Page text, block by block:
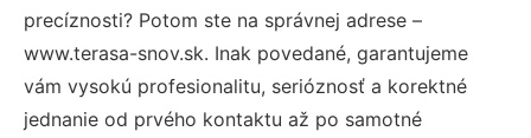
precíznosti? Potom ste na správnej adrese –
www.terasa-snov.sk. Inak povedané, garantujeme
vám vysokú profesionalitu, serióznosť a korektné
jednanie od prvého kontaktu až po samotné